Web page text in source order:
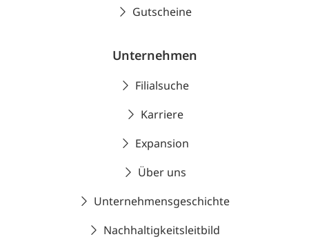
Gutscheine
Unternehmen
Filialsuche
Karriere
Expansion
Über uns
Unternehmensgeschichte
Nachhaltigkeitsleitbild